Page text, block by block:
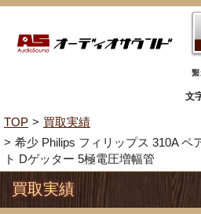
文
TOP
買取実績
希少 Philips フィリップス 310A ペ
ト Dゲッター 5極電圧増幅管
買取実績